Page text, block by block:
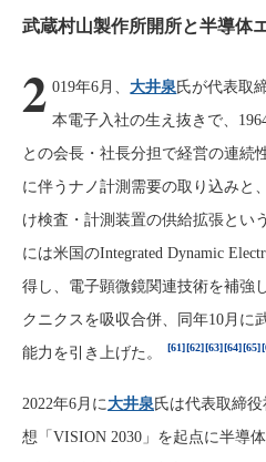
武蔵村山製作所開所と半導体
2 019年6月、 大井泉 氏が代表取
本電子入社の生え抜きで、
との会長・社長分担で経営の連続
に伴うナノ計測需要の取り込みと
け検査・計測装置の供給拡張とい
には米国のIntegrated Dynamic
得し、電子顕微鏡関連技術を補強
クニクスを吸収合併、同年10月に
能力を引き上げた。
[61][62][63][64][65]
2022年6月に 大井泉 氏は代表取締
想「VISION 2030」を起点に半導